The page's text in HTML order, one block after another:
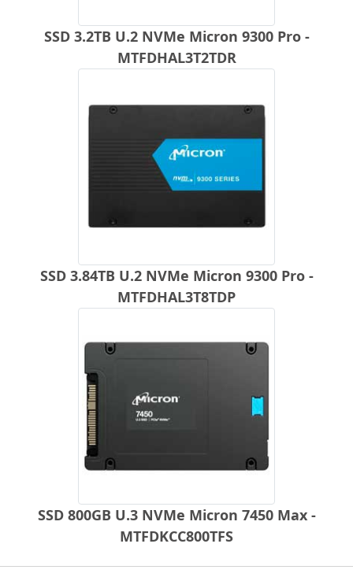
SSD 3.2TB U.2 NVMe Micron 9300 Pro -
MTFDHAL3T2TDR
SSD 3.84TB U.2 NVMe Micron 9300 Pro -
MTFDHAL3T8TDP
SSD 800GB U.3 NVMe Micron 7450 Max -
MTFDKCC800TFS